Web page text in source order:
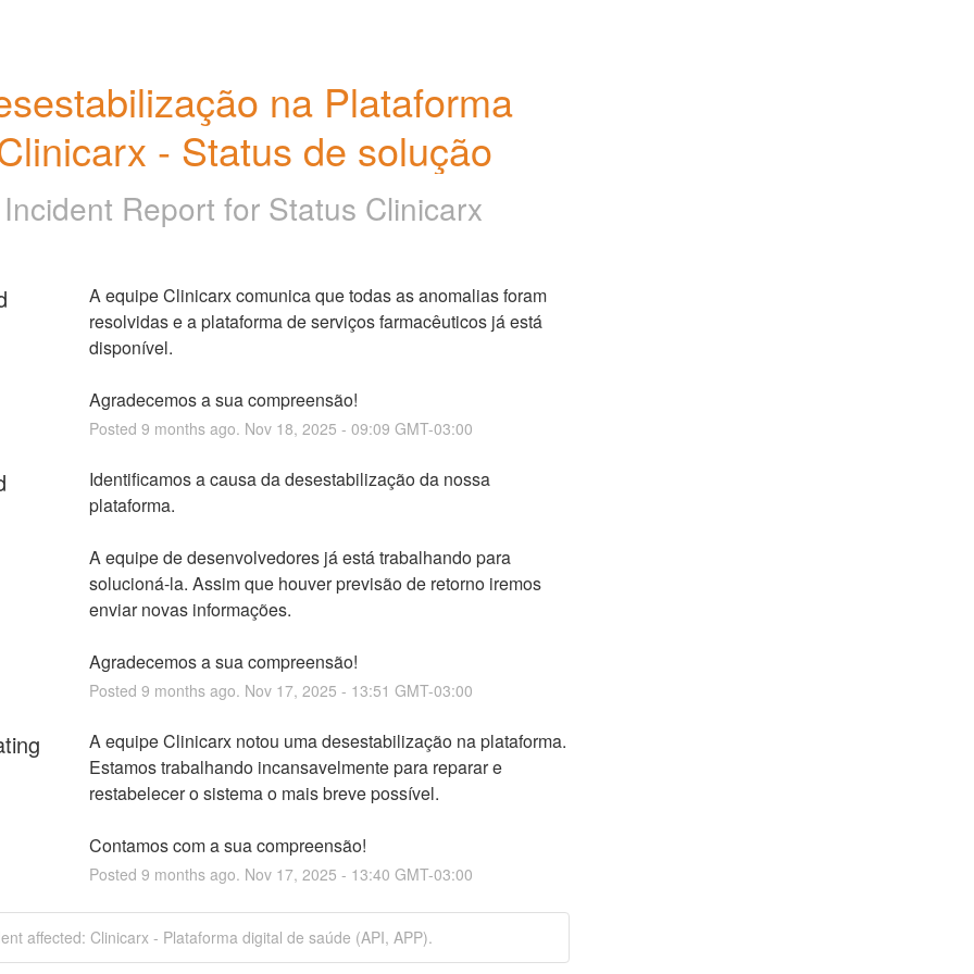
na Plataforma
- Status de solução
Incident Report for Status Clinicarx
A equipe Clinicarx comunica que todas as anomalias foram
resolvidas e a plataforma de serviços farmacêuticos já está
disponível.
Agradecemos a sua compreensão!
Posted 9 months ago. Nov 18, 2025 - 09:09 GMT-03:00
Identificamos a causa da desestabilização da nossa
plataforma.
A equipe de desenvolvedores já está trabalhando para
solucioná-la. Assim que houver previsão de retorno iremos
enviar novas informações.
Agradecemos a sua compreensão!
Posted 9 months ago. Nov 17, 2025 - 13:51 GMT-03:00
A equipe Clinicarx notou uma desestabilização na plataforma.
Estamos trabalhando incansavelmente para reparar e
restabelecer o sistema o mais breve possível.
Contamos com a sua compreensão!
Posted 9 months ago. Nov 17, 2025 - 13:40 GMT-03:00
affected: Clinicarx - Plataforma digital de saúde (API, APP).